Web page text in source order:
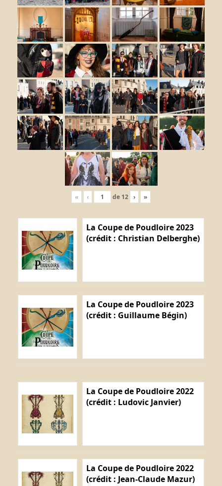
« ‹ de 12 › »
La Coupe de Poudloire 2023
(crédit : Christian Delberghe)
La Coupe de Poudloire 2023
(crédit : Guillaume Bégin)
La Coupe de Poudloire 2022
(crédit : Ludovic Janvier)
La Coupe de Poudloire 2022
(crédit : Jean-Claude Mazur)